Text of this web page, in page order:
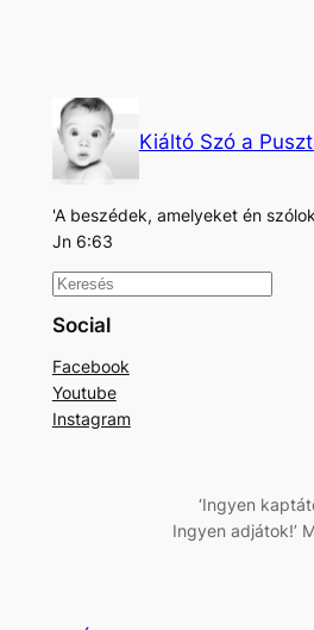
Kiáltó Szó a
'A beszédek, amelyeket én
Jn 6:63
K
e
e
s
Social
Facebook
Youtube
Instagram
‘Ingyen
Ingyen adjátok!’